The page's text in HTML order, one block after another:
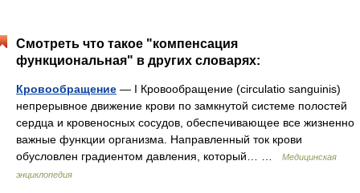
Смотреть что такое "компенсация
функциональная" в других словарях:
Кровообращение — I Кровообращение (circulatio sanguinis)
непрерывное движение крови по замкнутой системе полостей
сердца и кровеносных сосудов, обеспечивающее все жизненно
важные функции организма. Направленный ток крови
обусловлен градиентом давления, который… …
Медицинская
энциклопедия